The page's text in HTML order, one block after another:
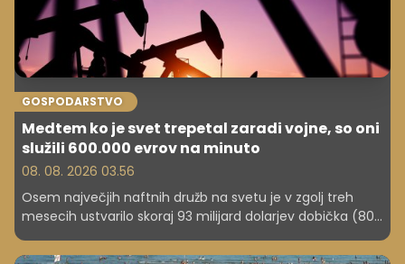
GOSPODARSTVO
Medtem ko je svet trepetal zaradi vojne, so oni
služili 600.000 evrov na minuto
08. 08. 2026 03.56
Osem največjih naftnih družb na svetu je v zgolj treh
mesecih ustvarilo skoraj 93 milijard dolarjev dobička (80
napolnili njihove blagajne?